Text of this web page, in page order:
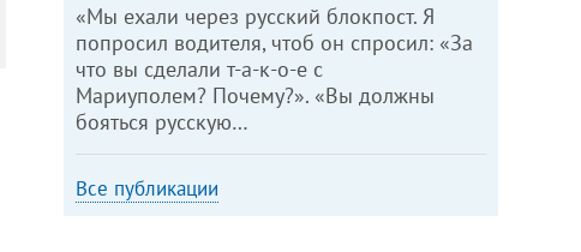
«Мы ехали через русский блокпост. Я
попросил водителя, чтоб он спросил: «За
что вы сделали т-а-к-о-е с
Мариуполем? Почему?». «Вы должны
бояться русскую…
Все публикации